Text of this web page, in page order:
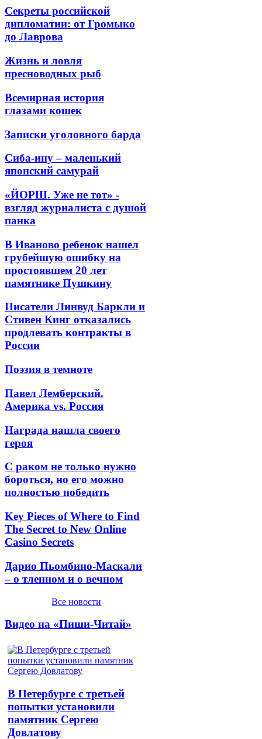
Секреты российской
дипломатии: от Громыко
до Лаврова
Жизнь и ловля
пресноводных рыб
Всемирная история
глазами кошек
Записки уголовного барда
Сиба-ину – маленький
японский самурай
«ЙОРШ. Уже не тот» -
взгляд журналиста с душой
панка
В Иваново ребенок нашел
грубейшую ошибку на
простоявшем 20 лет
памятнике Пушкину
Писатели Линвуд Баркли и
Стивен Кинг отказались
продлевать контракты в
России
Поэзия в темноте
Павел Лемберский.
Америка vs. Россия
Награда нашла своего
героя
С раком не только нужно
бороться, но его можно
полностью победить
Key Pieces of Where to Find
The Secret to New Online
Casino Secrets
Дарио Пьомбино-Маскали
– о тленном и о вечном
Все новости
Видео на «Пиши-Читай»
В Петербурге с третьей
попытки установили
памятник Сергею
Довлатову